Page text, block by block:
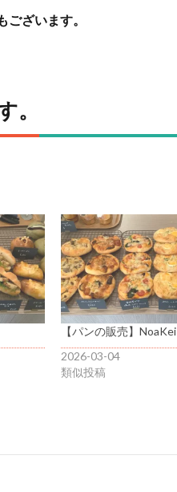
ざいます。
。
【パンの販売】NoaKei
2026-03-04
類似投稿